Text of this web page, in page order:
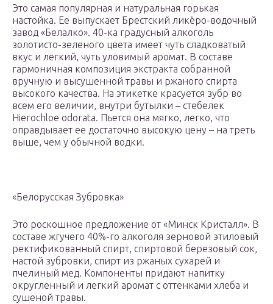
Это самая популярная и натуральная горькая
настойка. Ее выпускает Брестский ликёро-водочный
завод «Белалко». 40-ка градусный алкоголь
золотисто-зеленого цвета имеет чуть сладковатый
вкус и легкий, чуть уловимый аромат. В составе
гармоничная композиция экстракта собранной
вручную и высушенной травы и ржаного спирта
высокого качества. На этикетке красуется зубр во
всем его величии, внутри бутылки – стебелек
Hierochloe odorata. Пьется она мягко, легко, что
оправдывает ее достаточно высокую цену – на треть
выше, чем у обычной водки.
«Белорусская Зубровка»
Это роскошное предложение от «Минск Кристалл». В
составе жгучего 40%-го алкоголя зерновой этиловый
ректификованный спирт, спиртовой березовый сок,
настой зубровки, спирт из ржаных сухарей и
пчелиный мед. Компоненты придают напитку
округленный и легкий аромат с оттенками хлеба и
сушеной травы.